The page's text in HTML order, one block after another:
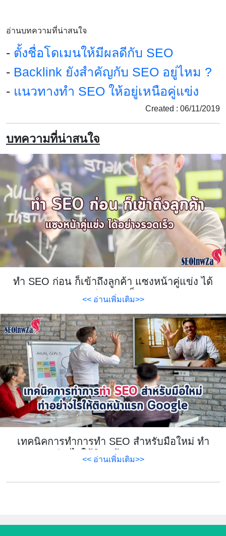
อ่านบทความที่น่าสนใจ
- ตั้งชื่อโดเมนให้มีผลดีกับ SEO
- Backlink ยังสำคัญกับ SEO อยู่ไหม ?
- แนวทางทำ SEO ให้อยู่เหนือคู่แข่ง
Created : 06/11/2019
บทความที่น่าสนใจ
ทำ SEO ก่อน ก็เข้าถึงลูกค้า แซงหน้าคู่แข่ง ได้
อย่างรวดเร็ว
<< อ่านเพิ่มเติม>>
เทคนิคการทำการทำ SEO สำหรับมือใหม่ ทำ
อย่างไรให้ติดหน้าแรก Google
<< อ่านเพิ่มเติม>>